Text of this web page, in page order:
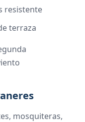
resistente
terraza
mosquiteras,